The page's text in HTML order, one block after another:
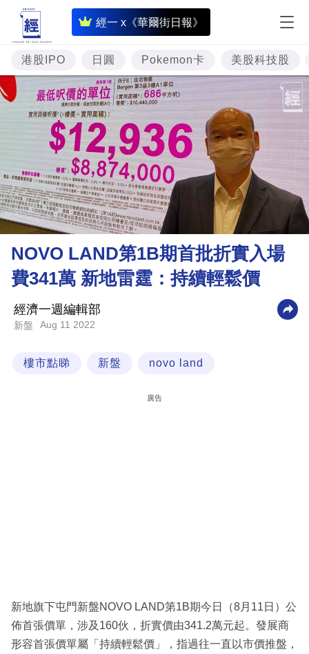
經一 x《華爾街日報》
即
時
財
經
專
題
投
資
樓
市
理
財
商
業
科
區
港股IPO 日圓 Pokemon卡 美股科技股
NOVO LAND第1B期首批折實入場
費341萬 新地雷霆：持續輕鬆價
經濟一週編輯部
新盤 Aug 11 2022
樓市點睇 新盤 novo land
廣告
新地旗下屯門新盤NOVO LAND第1B期今日（8月11日）公
佈首張價單，涉及160伙，折實價由341.2萬元起。發展商
形容首張價單屬「持續輕鬆價」，指過往一直以市價推盤，